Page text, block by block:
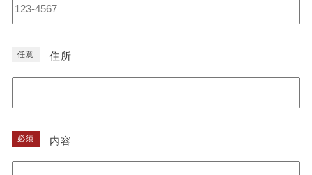
任意 住所
必須 内容